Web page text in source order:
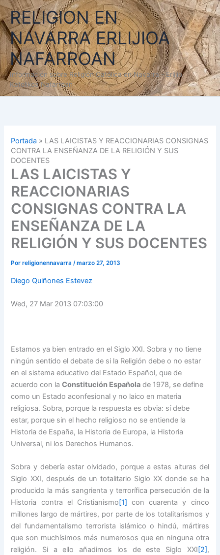
Ir
al
contenido
RELIGION EN
NAVARRA ERLIJIOA
NAFARROAN
Información sobre Religión Católica en Navarra - Erlijio
Katolikoa Nafarroan
Portada » LAS LAICISTAS Y REACCIONARIAS CONSIGNAS
CONTRA LA ENSEÑANZA DE LA RELIGIÓN Y SUS
DOCENTES
LAS LAICISTAS Y
REACCIONARIAS
CONSIGNAS CONTRA LA
ENSEÑANZA DE LA
RELIGIÓN Y SUS DOCENTES
Porreligionennavarra/marzo 27, 2013
Diego Quiñones Estevez
Wed, 27 Mar 2013 07:03:00
Estamos ya bien entrado en el Siglo XXI. Sobra y no tiene
ningún sentido el debate de si la Religión debe o no estar
en el sistema educativo del Estado Español, que de
acuerdo con laConstitución Española de 1978, se define
como un Estado aconfesional y no laico en materia
religiosa. Sobra, porque la respuesta es obvia: sí debe
estar, porque sin el hecho religioso no se entiende la
Historia de España, la Historia de Europa, la Historia
Universal, ni los Derechos Humanos.
Sobra y debería estar olvidado, porque a estas alturas del
Siglo XXI, después de un totalitario Siglo XX donde se ha
producido la más sangrienta y terrorífica persecución de la
Historia contra el Cristianismo[1]
con cuarenta y cinco
millones largo de mártires, por parte de los totalitarismos y
del fundamentalismo terrorista islámico o hindú, mártires
que son muchísimos más numerosos que en ninguna otra
religión. Si a ello añadimos los de este Siglo XXI [2] ,